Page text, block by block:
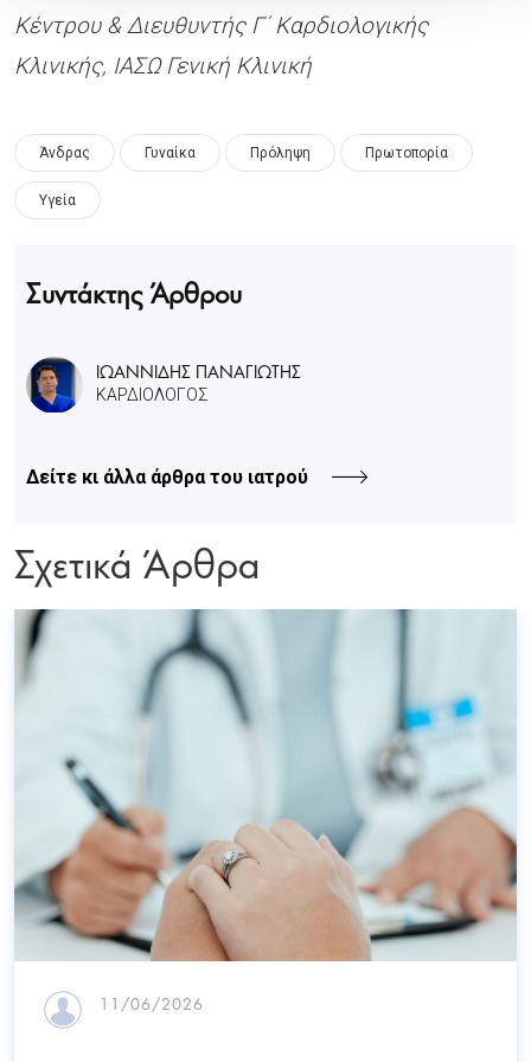
Κέντρου & Διευθυντής Γ΄ Καρδιολογικής
Κλινικής, ΙΑΣΩ Γενική Κλινική
Άνδρας Γυναίκα Πρόληψη Πρωτοπορία
Υγεία
Συντάκτης Άρθρου
ΙΩΑΝΝΙΔΗΣ ΠΑΝΑΓΙΩΤΗΣ
ΚΑΡΔΙΟΛΟΓΟΣ
Δείτε κι άλλα άρθρα του ιατρού
Σχετικά Άρθρα
11/06/2026